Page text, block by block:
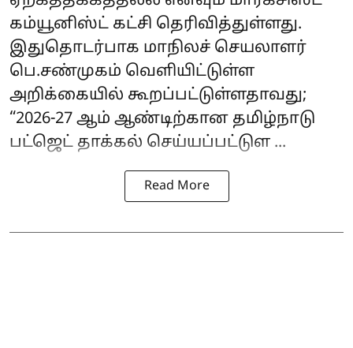
கம்யூனிஸ்ட் கட்சி தெரிவித்துள்ளது.
இதுதொடர்பாக மாநிலச் செயலாளர்
பெ.சண்முகம் வெளியிட்டுள்ள
அறிக்கையில் கூறப்பட்டுள்ளதாவது;
“2026-27 ஆம் ஆண்டிற்கான தமிழ்நாடு
பட்ஜெட் தாக்கல் செய்யப்பட்டுள ...
Read More